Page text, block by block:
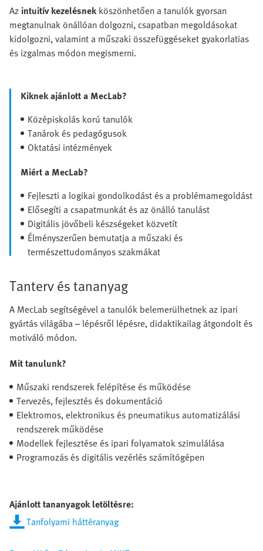
Az intuitív kezelésnekköszönhetően a tanulók gyorsan
megtanulnak önállóan dolgozni, csapatban megoldásokat
kidolgozni, valamint a műszaki összefüggéseket gyakorlatias
és izgalmas módon megismerni.
Kiknek ajánlott a MecLab?
Középiskolás korú tanulók
Tanárok és pedagógusok
Oktatási intézmények
Miért a MecLab?
Fejleszti a logikai gondolkodást és a problémamegoldást
Elősegíti a csapatmunkát és az önálló tanulást
Digitális jövőbeli készségeket közvetít
Élményszerűen bemutatja a műszaki és
természettudományos szakmákat
Tanterv és tananyag
A MecLab segítségével a tanulók belemerülhetnek az ipari
gyártás világába – lépésről lépésre, didaktikailag átgondolt és
motiváló módon.
Mit tanulunk?
Műszaki rendszerek felépítése és működése
Tervezés, fejlesztés és dokumentáció
Elektromos, elektronikus és pneumatikus automatizálási
rendszerek működése
Modellek fejlesztése és ipari folyamatok szimulálása
Programozás és digitális vezérlés számítógépen
Ajánlott tananyagok letöltésre:
Tanfolyami háttéranyag